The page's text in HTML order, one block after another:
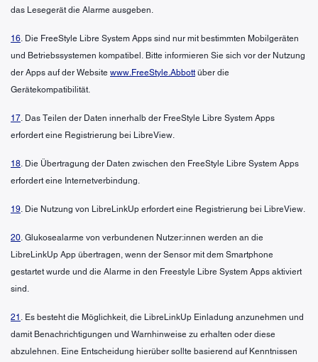
das Lesegerät die Alarme ausgeben.
16. Die FreeStyle Libre System Apps sind nur mit bestimmten Mobilgeräten
und Betriebssystemen kompatibel. Bitte informieren Sie sich vor der Nutzung
der Apps auf der Website www.FreeStyle.Abbott über die
Gerätekompatibilität.
17. Das Teilen der Daten innerhalb der FreeStyle Libre System Apps
erfordert eine Registrierung bei LibreView.
18. Die Übertragung der Daten zwischen den FreeStyle Libre System Apps
erfordert eine Internetverbindung.
19. Die Nutzung von LibreLinkUp erfordert eine Registrierung bei LibreView.
20. Glukosealarme von verbundenen Nutzer:innen werden an die
LibreLinkUp App übertragen, wenn der Sensor mit dem Smartphone
gestartet wurde und die Alarme in den Freestyle Libre System Apps aktiviert
sind.
21 . Es besteht die Möglichkeit, die LibreLinkUp Einladung anzunehmen und
damit Benachrichtigungen und Warnhinweise zu erhalten oder diese
abzulehnen. Eine Entscheidung hierüber sollte basierend auf Kenntnissen